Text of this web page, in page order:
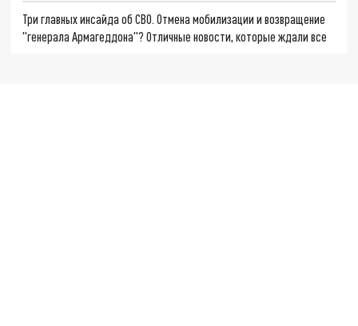
Три главных инсайда об СВО. Отмена мобилизации и возвращение
"генерала Армагеддона"? Отличные новости, которые ждали все